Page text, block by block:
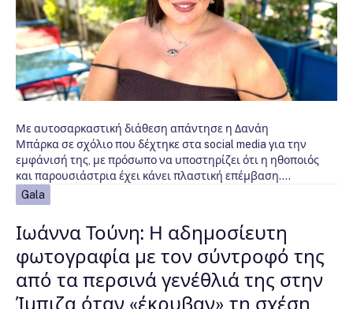
Με αυτοσαρκαστική διάθεση απάντησε η Δανάη
Μπάρκα σε σχόλιο που δέχτηκε στα social media για την
εμφάνισή της, με πρόσωπο να υποστηρίζει ότι η ηθοποιός
και παρουσιάστρια έχει κάνει πλαστική επέμβαση.…
Gala
Ιωάννα Τούνη: Η αδημοσίευτη
φωτογραφία με τον σύντροφό της
από τα περσινά γενέθλιά της στην
Ίμπιζα όταν «έκρυβαν» τη σχέση